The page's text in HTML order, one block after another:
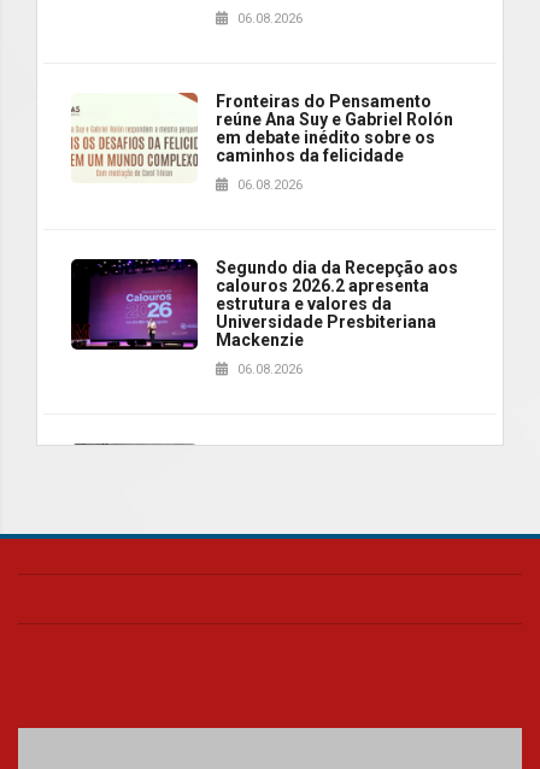
06.08.2026
Fronteiras do Pensamento
reúne Ana Suy e Gabriel Rolón
em debate inédito sobre os
caminhos da felicidade
06.08.2026
Segundo dia da Recepção aos
calouros 2026.2 apresenta
estrutura e valores da
Universidade Presbiteriana
Mackenzie
06.08.2026
realizará nova edição da Feira